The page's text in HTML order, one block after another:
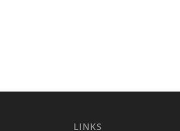
LINKS